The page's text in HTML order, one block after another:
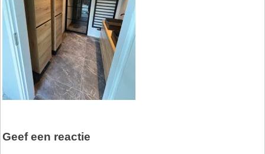
Geef een reactie